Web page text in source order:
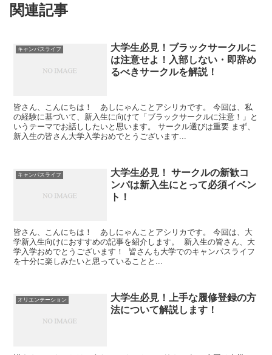
関連記事
キャンパスライフ
大学生必見！ブラックサークルに
は注意せよ！入部しない・即辞め
るべきサークルを解説！
皆さん、こんにちは！ あしにゃんことアシリカです。 今回は、私
の経験に基づいて、新入生に向けて「ブラックサークルに注意！」と
いうテーマでお話ししたいと思います。 サークル選びは重要 まず、
新入生の皆さん大学入学おめでとうございます...
キャンパスライフ
大学生必見！ サークルの新歓コ
ンパは新入生にとって必須イベン
ト！
皆さん、こんにちは！ あしにゃんことアシリカです。 今回は、大
学新入生向けにおすすめの記事を紹介します。 新入生の皆さん、大
学入学おめでとうございます！ 皆さんも大学でのキャンパスライフ
を十分に楽しみたいと思っていることと...
オリエンテーション
大学生必見！上手な履修登録の方
法について解説します！